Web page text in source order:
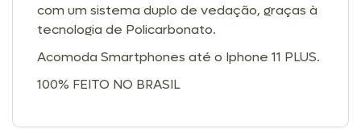
com um sistema duplo de vedação, graças à
tecnologia de Policarbonato.
Acomoda Smartphones até o Iphone 11 PLUS.
100% FEITO NO BRASIL